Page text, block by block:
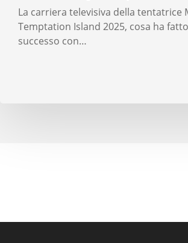
La carriera televisiva della tentatrice
Temptation Island 2025, cosa ha
successo con…